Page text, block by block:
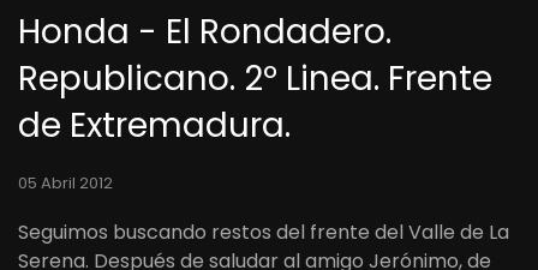
Honda - El Rondadero.
Republicano. 2º Linea. Frente
de Extremadura.
05 Abril 2012
Seguimos buscando restos del frente del Valle de La
Serena. Después de saludar al amigo Jerónimo, de